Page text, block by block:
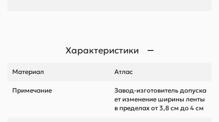
Характеристики
Материал Атлас
Примечание
Завод-изготовитель допуска
ет изменение ширины ленты
в пределах от 3,8 см до 4 см